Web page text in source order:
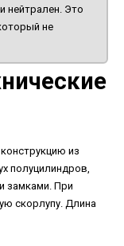
нейтрален. Это
не
из
полуцилиндров,
замками. При
скорлупу. Длина